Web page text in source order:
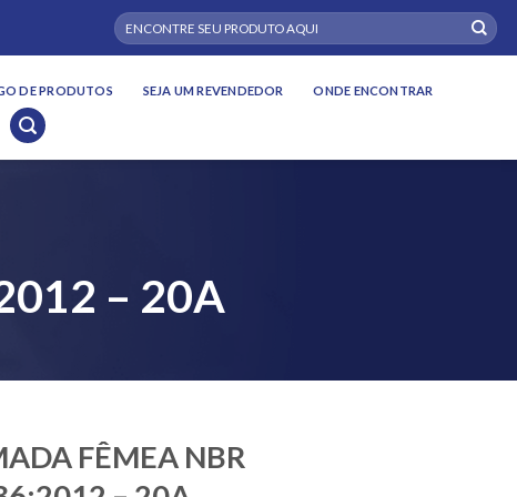
Pesquisar
por:
DE PRODUTOS SEJA UM REVENDEDOR ONDE ENCONTRAR
– 20A
FÊMEA NBR